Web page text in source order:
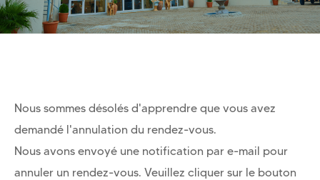
Nous sommes désolés d'apprendre que vous avez
demandé l'annulation du rendez-vous.
Nous avons envoyé une notification par e-mail pour
annuler un rendez-vous. Veuillez cliquer sur le bouton